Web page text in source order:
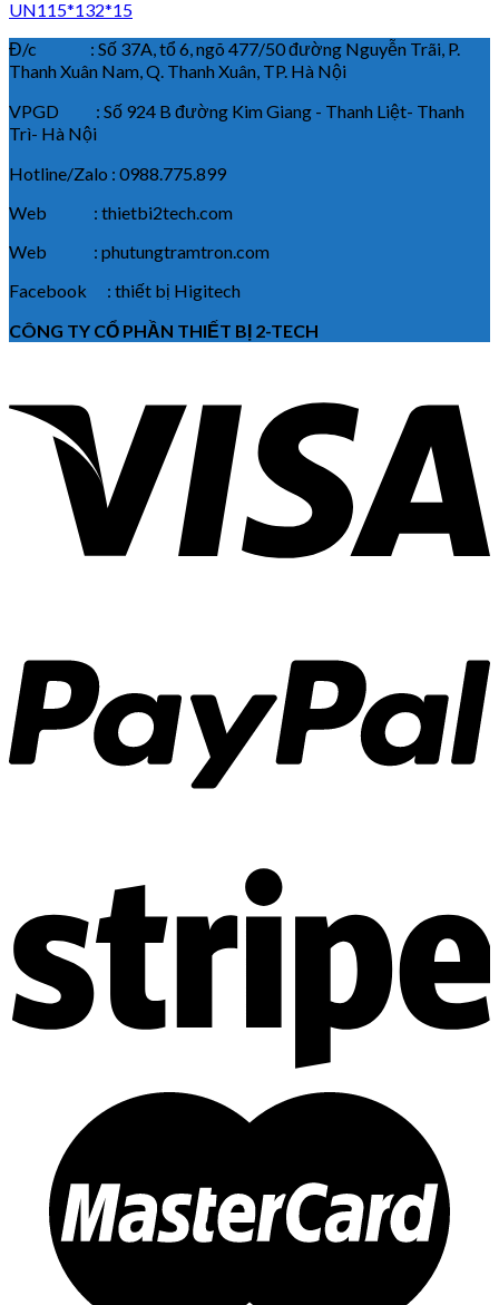
UN115*132*15
Đ/c : Số 37A, tổ 6, ngõ 477/50 đường Nguyễn Trãi, P.
Thanh Xuân Nam, Q. Thanh Xuân, TP. Hà Nội
VPGD : Số 924 B đường Kim Giang - Thanh Liệt- Thanh
Trì- Hà Nội
Hotline/Zalo : 0988.775.899
Web : thietbi2tech.com
Web : phutungtramtron.com
Facebook : thiết bị Higitech
CÔNG TY CỔ PHẦN THIẾT BỊ 2-TECH